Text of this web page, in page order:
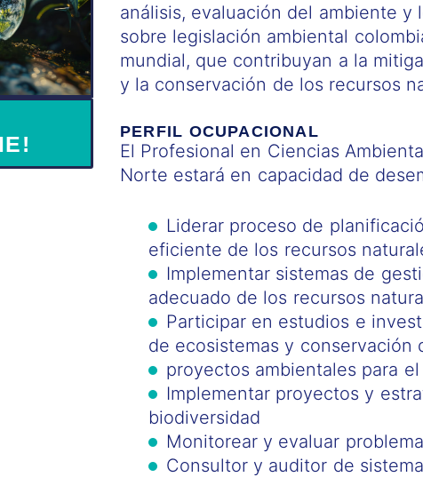
análisis, evaluación del ambiente y
sobre legislación ambiental
mundial, que contribuyan a la
y la conservación de los recursos
PERFIL OCUPACIONAL
El Profesional en Ciencias
Norte estará en capacidad de
Liderar proceso de
eficiente de los recursos
Implementar sistemas de
adecuado de los recursos
Participar en estudios e
de ecosistemas y conservación
proyectos ambientales para
Implementar proyectos y
biodiversidad
Monitorear y evaluar
Consultor y auditor de